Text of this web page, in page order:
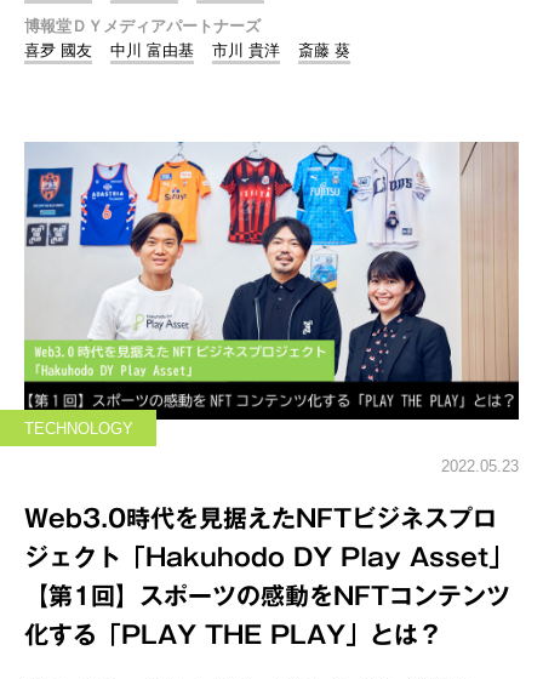
博報堂ＤＹメディアパートナーズ
喜夛 國友
中川 富由基 市川 貴洋 斎藤 葵
TECHNOLOGY
2022.05.23
Web3.0時代を見据えたNFTビジネスプロ
ジェクト「Hakuhodo DY Play Asset」
【第1回】スポーツの感動をNFTコンテンツ
化する「PLAY THE PLAY」とは？